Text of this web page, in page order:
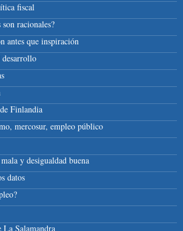
fiscal
racionales?
antes que inspiración
desarrollo
Finlandia
mercosur, empleo público
y desigualdad buena
datos
La Salamandra